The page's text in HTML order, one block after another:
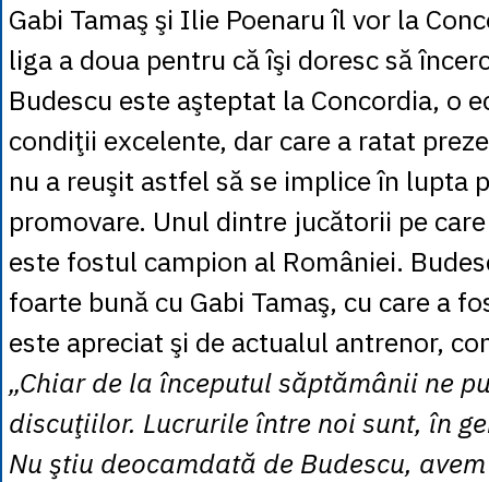
Gabi Tamaş şi Ilie Poenaru îl vor la
liga a doua pentru că îşi doresc să
Budescu este aşteptat la Concordia, o
condiţii excelente, dar care a ratat
nu a reuşit astfel să se implice în lupta
promovare. Unul dintre jucătorii pe
este fostul campion al României.
foarte bună cu Gabi Tamaş, cu care a
este apreciat şi de actualul antrenor,
„Chiar de la începutul săptămânii ne
discuţiilor. Lucrurile între noi sunt, în
Nu ştiu deocamdată de Budescu,